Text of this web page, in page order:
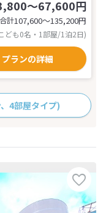
～67,600円
計107,600〜135,200円
ども0名・1部屋/1泊2日)
プランの詳細
4部屋タイプ)